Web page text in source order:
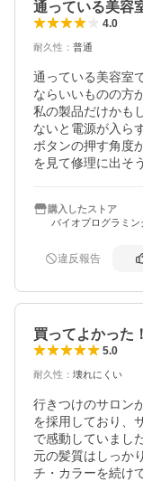
でちょいオイル付
で巻くとgood。大
通っている美容
4.0
耐久性 ： 普通
通っている美容室
ならいいものの方
私の製品だけかも
ないと電源が入ら
ボタンの押す角度
を見て修理に出そ
とはいえまだ一ヶ
様子を見て行きた
けしかしていない
があって怪しいで
購入したストア
バイオプログラミ
違反報告
買ってよかった！
5.0
耐久性 ： 壊れにくい
行きつけのサロン
を採用しており、
で感動していました
元の髪質はしっか
チ・カラーを続け